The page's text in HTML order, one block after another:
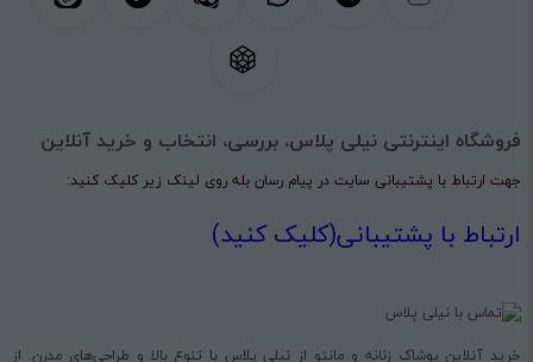
فروشگاه اینترنتی نیلی پلاس، بررسی، انتخاب و خرید آنلاین
جهت ارتباط با پشتیبانی سایت در پیام رسان بله روی لینک زیر کلیک کنید:
ارتباط با پشتیبانی(کلیک کنید)
خرید آنلاین پوشاک زنانه و مانتو از نیلی پلاس با تنوع بالا و طراحی‌های مدرن. از